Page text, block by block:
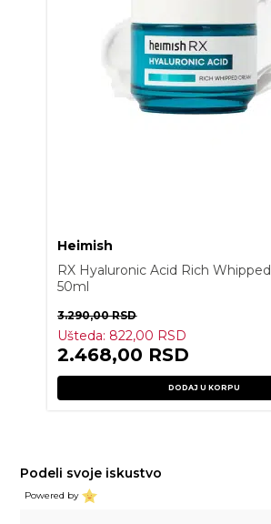
Heimish
RX Hyaluronic Acid Rich
50ml
3.290,00RSD
Ušteda: 822,00 RSD
2.468,00 RSD
DODAJ U KORPU
Podeli svoje iskustvo
Powered by